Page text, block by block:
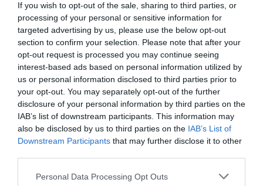
If you wish to opt-out of the sale, sharing to third parties, or
processing of your personal or sensitive information for
targeted advertising by us, please use the below opt-out
section to confirm your selection. Please note that after your
opt-out request is processed you may continue seeing
interest-based ads based on personal information utilized by
us or personal information disclosed to third parties prior to
your opt-out. You may separately opt-out of the further
disclosure of your personal information by third parties on the
IAB’s list of downstream participants. This information may
also be disclosed by us to third parties on the IAB’s List of
Downstream Participants that may further disclose it to other
Please note that this website/app uses one or more Google
Personal Data Processing Opt Outs
More
496 65 332
7 h 4 min